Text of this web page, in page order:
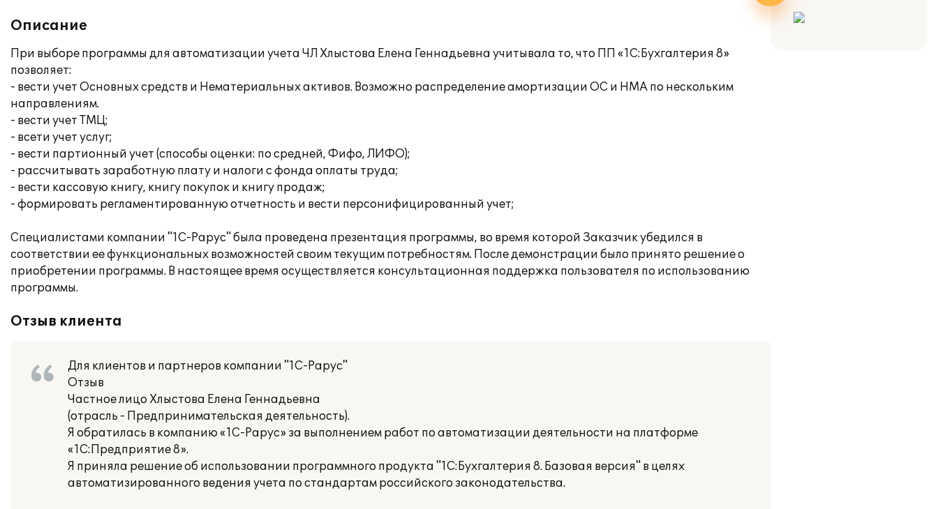
Описание
При выборе программы для автоматизации учета ЧЛ Хлыстова Елена Геннадьевна учитывала то, что ПП «1С:Бухгалтерия 8»
позволяет:
- вести учет Основных средств и Нематериальных активов. Возможно распределение амортизации ОС и НМА по нескольким
направлениям.
- вести учет ТМЦ;
- всети учет услуг;
- вести партионный учет (способы оценки: по средней, Фифо, ЛИФО);
- рассчитывать заработную плату и налоги с фонда оплаты труда;
- вести кассовую книгу, книгу покупок и книгу продаж;
- формировать регламентированную отчетность и вести персонифицированный учет;
Специалистами компании "1С-Рарус" была проведена презентация программы, во время которой Заказчик убедился в
соответствии ее функциональных возможностей своим текущим потребностям. После демонстрации было принято решение о
приобретении программы. В настоящее время осуществляется консультационная поддержка пользователя по использованию
программы.
Отзыв клиента
Для клиентов и партнеров компании "1С-Рарус"
Отзыв
Частное лицо Хлыстова Елена Геннадьевна
(отрасль - Предпринимательская деятельность).
Я обратилась в компанию «1С-Рарус» за выполнением работ по автоматизации деятельности на платформе
«1С:Предприятие 8».
Я приняла решение об использовании программного продукта "1С:Бухгалтерия 8. Базовая версия" в целях
автоматизированного ведения учета по стандартам российского законодательства.